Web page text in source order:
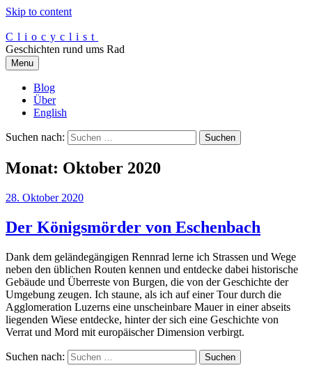
Skip to content
Cliocyclist
Geschichten rund ums Rad
Menu
Blog
Über
English
Suchen nach:
Monat: Oktober 2020
28. Oktober 2020
Der Königsmörder von Eschenbach
Dank dem geländegängigen Rennrad lerne ich Strassen und Wege
neben den üblichen Routen kennen und entdecke dabei historische
Gebäude und Überreste von Burgen, die von der Geschichte der
Umgebung zeugen. Ich staune, als ich auf einer Tour durch die
Agglomeration Luzerns eine unscheinbare Mauer in einer abseits
liegenden Wiese entdecke, hinter der sich eine Geschichte von
Verrat und Mord mit europäischer Dimension verbirgt.
Suchen nach: